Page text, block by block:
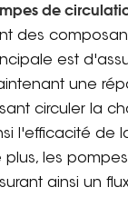
de
des
est
une
circuler la
l'efficacité de
plus, les
ainsi un